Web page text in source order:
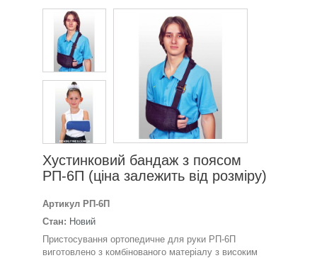
Хустинковий бандаж з поясом
РП-6П (ціна залежить від розміру)
Артикул РП-6П
Стан: Новий
Пристосування ортопедичне для руки РП-6П
виготовлено з комбінованого матеріалу з високим